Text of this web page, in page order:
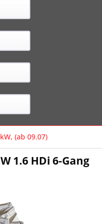
(ab 09.07)
1.6 HDi 6-Gang